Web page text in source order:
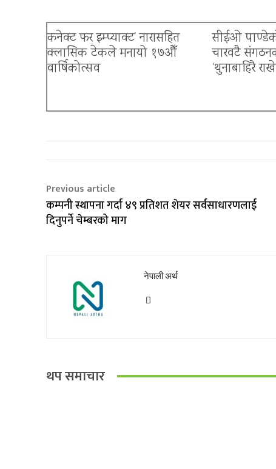
कनेक्ट फर इम्प्याक्ट’ नारासहित
क्लासिक टेकले मनायो १७औँ
वार्षिकोत्सव
सीईओ
चारवटै
‘थुनाबाहिरै
Previous article
कम्पनी स्थापना गर्दा ४९ प्रतिशत शेयर सर्वसाधारणलाई
दिनुपर्ने चेम्बरको माग
नेपाली अर्थ
थप समाचार